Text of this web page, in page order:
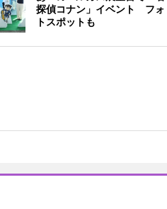
探偵コナン」イベント フォ
トスポットも